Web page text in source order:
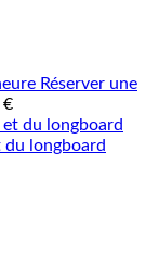
Réserver une
€
du longboard